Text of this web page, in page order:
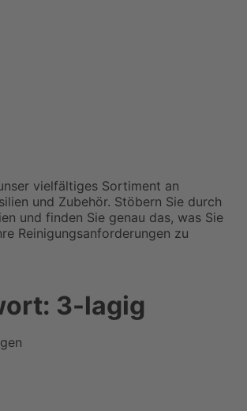
vielfältiges Sortiment an
und Zubehör. Stöbern Sie durch
und finden Sie genau das, was Sie
Reinigungsanforderungen zu
3-lagig